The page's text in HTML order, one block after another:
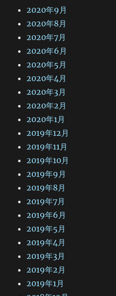
2020年9月
2020年8月
2020年7月
2020年6月
2020年5月
2020年4月
2020年3月
2020年2月
2020年1月
2019年12月
2019年11月
2019年10月
2019年9月
2019年8月
2019年7月
2019年6月
2019年5月
2019年4月
2019年3月
2019年2月
2019年1月